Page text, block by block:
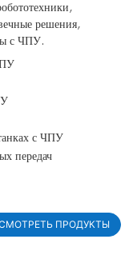
решения,
с ЧПУ.
с ЧПУ
передач
ПРОДУКТЫ